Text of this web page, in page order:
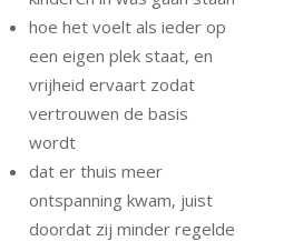
hoe het voelt als ieder op
een eigen plek staat, en
vrijheid ervaart zodat
vertrouwen de basis
wordt
dat er thuis meer
ontspanning kwam, juist
doordat zij minder regelde